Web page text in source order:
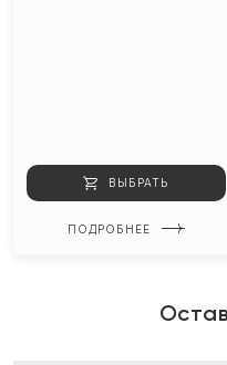
ВЫБРАТЬ
ПОДРОБНЕЕ